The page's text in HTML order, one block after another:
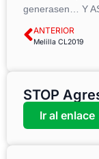
generasen… Y
ANTERIOR
Melilla CL2019
STOP
Ir al enlace